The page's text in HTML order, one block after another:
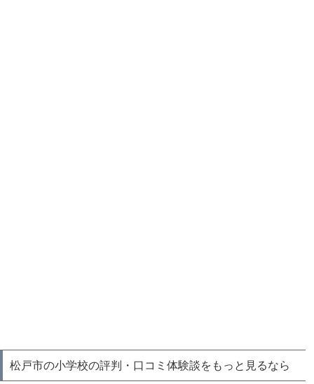
松戸市の小学校の評判・口コミ体験談をもっと見るなら